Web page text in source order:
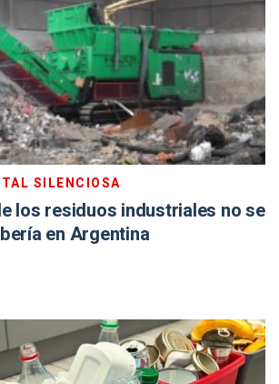
SILENCIOSA
los residuos industriales no se
en Argentina